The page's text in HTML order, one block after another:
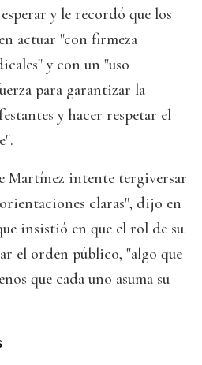
y le recordó que los
actuar "con firmeza
y con un "uso
para garantizar la
y hacer respetar el
Martínez intente tergiversar
claras", dijo en
insistió en que el rol de su
el orden público, "algo que
que cada uno asuma su